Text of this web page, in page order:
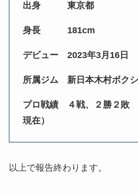
出身 東京都
身長 181cm
デビュー 2023年3月16日
所属ジム 新日本木村ボク
プロ戦績 ４戦、２勝２敗
現在）
以上で報告終わります。